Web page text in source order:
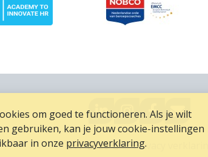
GA
NAAR
LINKEDIN
GO
TO
INSTAGRAM
GA
NAAR
ONS
NVP 2026 ©
Footer
Privacy verklaring
om goed te functioneren. Als je wilt
gebruiken, kan je jouw cookie-instellingen
in onze privacyverklaring.